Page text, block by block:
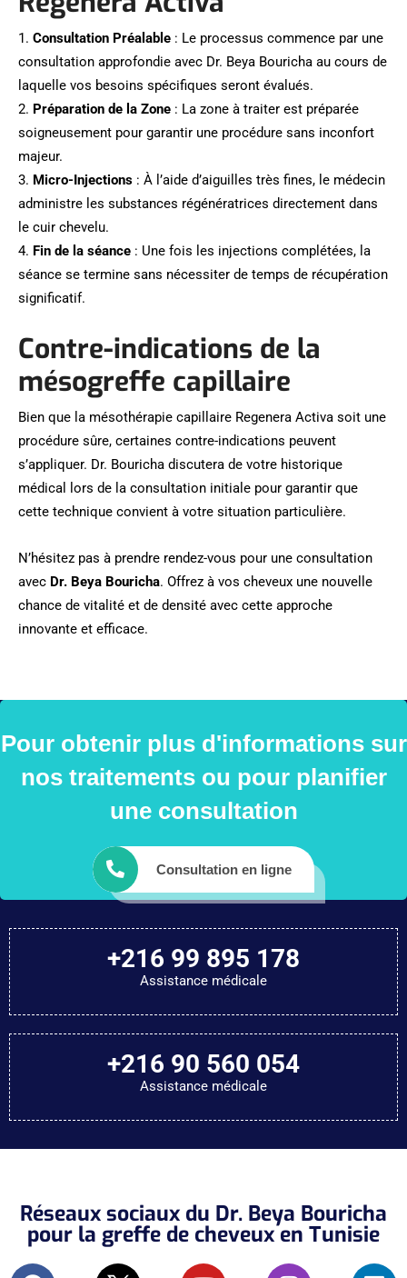
1. Consultation Préalable : Le processus commence par une
consultation approfondie avec Dr. Beya Bouricha au cours de
laquelle vos besoins spécifiques seront évalués.
2. Préparation de la Zone : La zone à traiter est préparée
soigneusement pour garantir une procédure sans inconfort
majeur.
3. Micro-Injections : À l’aide d’aiguilles très fines, le médecin
administre les substances régénératrices directement dans
le cuir chevelu.
4. Fin de la séance : Une fois les injections complétées, la
séance se termine sans nécessiter de temps de récupération
significatif.
Contre-indications de la
mésogreffe capillaire
Bien que la mésothérapie capillaire Regenera Activa soit une
procédure sûre, certaines contre-indications peuvent
s’appliquer. Dr. Bouricha discutera de votre historique
médical lors de la consultation initiale pour garantir que
cette technique convient à votre situation particulière.
N’hésitez pas à prendre rendez-vous pour une consultation
avec Dr. Beya Bouricha. Offrez à vos cheveux une nouvelle
chance de vitalité et de densité avec cette approche
innovante et efficace.
Pour obtenir plus d'informations sur
nos traitements ou pour planifier
une consultation
Consultation en ligne
+216 99 895 178
Assistance médicale
+216 90 560 054
Assistance médicale
Réseaux sociaux du Dr. Beya Bouricha
pour la greffe de cheveux en Tunisie